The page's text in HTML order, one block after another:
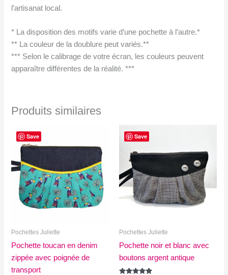
l’artisanat local.
* La disposition des motifs varie d’une pochette à l’autre.*
** La couleur de la doublure peut variés.**
*** Selon le calibrage de votre écran, les couleurs peuvent
apparaître différentes de la réalité. ***
Produits similaires
Save
Pochettes Juliette
Pochette toucan en denim
zippée avec poignée de
transport
Save
Pochettes Juliette
Pochette noir et blanc avec
boutons argent antique